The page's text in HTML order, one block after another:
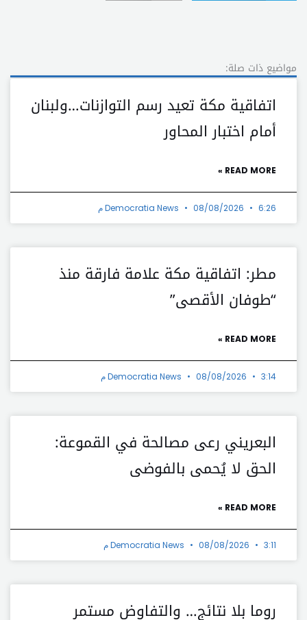
مواضيع ذات صلة:
اتفاقية مكة تعيد رسم التوازنات…ولبنان
أمام اختبار المحاور
READ MORE »
Democratia News 08/08/2026 6:26 م
مطر: اتفاقية مكة علامة فارقة منذ
“طوفان الأقصى”
READ MORE »
Democratia News 08/08/2026 3:14 م
البعريني رعى مصالحة في القموعة:
الحق لا يُحمى بالفوضى
READ MORE »
Democratia News 08/08/2026 3:11 م
روما بلا نتائج… والتفاوض مستمر